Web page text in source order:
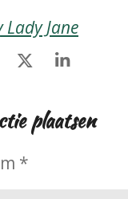
Lady Jane
D
l
S
r
plaatsen
*